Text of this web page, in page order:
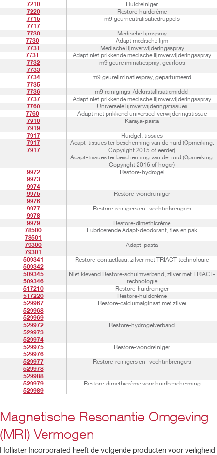
7210
Huidreiniger
7220
Restore-huidcrème
7715
7717
m9 geurneutralisatiedruppels
7730
Medische lijmspray
7730
Adapt medische lijm
7731
Medische lijmverwijderingsspray
7731
Adapt niet prikkende medische lijmverwijderingsspray
7732
7733
m9 geureliminatiespray, geurloos
7734
7735
m9 geureliminatiespray, geparfumeerd
7736
m9 reinigings-/dekristallisatiemiddel
7737
Adapt niet prikkende medische lijmverwijderingsspray
7760
Universele lijmverwijderingstissues
7760
Adapt niet prikkend universeel verwijderingstissue
7910
7919
Karaya-pasta
7917
Huidgel, tissues
7917
7917
Adapt-tissues ter bescherming van de huid (Opmerking:
Copyright 2015 of eerder)
Adapt-tissues ter bescherming van de huid (Opmerking:
Copyright 2016 of hoger)
9972
9973
9974
Restore-hydrogel
9975
9976
Restore-wondreiniger
9977
9978
Restore-reinigers en -vochtinbrengers
9979
Restore-dimethicrème
78500
78501
Lubricerende Adapt-deodorant, fles en pak
79300
79301
Adapt-pasta
509341
509342
Restore-contactlaag, zilver met TRIACT-technologie
509345
509346
Niet klevend Restore-schuimverband, zilver met TRIACT-
technologie
517210
Restore-huidreiniger
517220
Restore-huidcrème
529967
529968
529969
Restore-calciumalginaat met zilver
529972
529973
529974
Restore-hydrogelverband
529975
529976
Restore-wondreiniger
529977
529978
529988
Restore-reinigers en -vochtinbrengers
529979
529989
Restore-dimethicrème voor huidbescherming
Magnetische Resonantie Omgeving
(MRI) Vermogen
Hollister Incorporated heeft de volgende producten voor veiligheid